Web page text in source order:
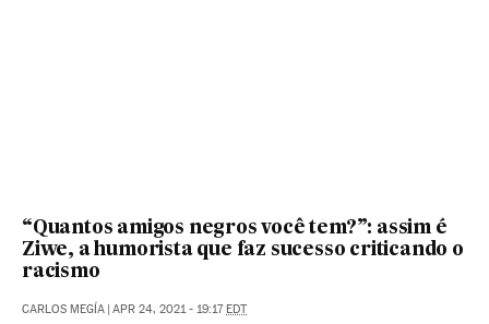
“Quantos amigos negros você tem?”: assim é
Ziwe, a humorista que faz sucesso criticando o
racismo
CARLOS MEGÍA | APR 24, 2021 - 19:17EDT